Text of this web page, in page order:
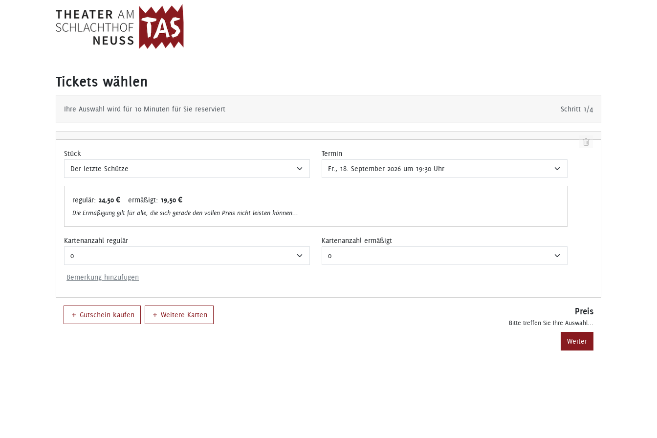
Tickets wählen
Ihre Auswahl wird für 10 Minuten für Sie reserviert Schritt 1/4
Stück Termin
regulär: 24,50 € ermäßigt: 19,50 €
Die Ermäßigung gilt für alle, die sich gerade den vollen Preis nicht leisten können...
Kartenanzahl regulär Kartenanzahl ermäßigt
Bemerkung hinzufügen
Gutschein kaufen Weitere Karten Preis
Bitte treffen Sie Ihre Auswahl...
Weiter